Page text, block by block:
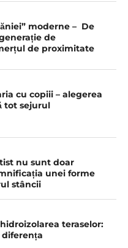
moderne – De
de
de proximitate
cu copiii – alegerea
tot sejurul
nu sunt doar
unei forme
stâncii
teraselor: